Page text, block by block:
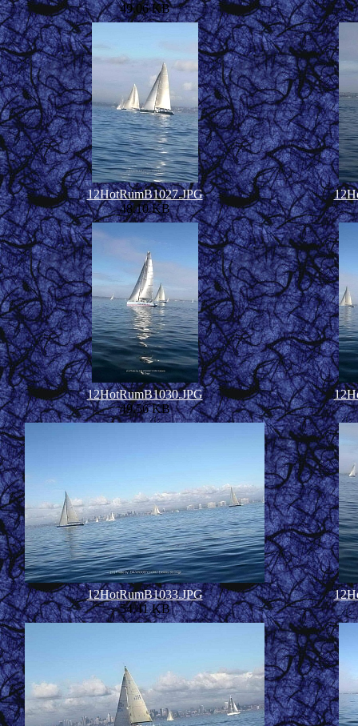
49.06 KB
12HotRumB1027.JPG
48.10 KB
12HotRumB1030.JPG
49.56 KB
12HotRumB1033.JPG
54.41 KB